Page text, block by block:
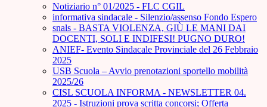
Notiziario n° 01/2025 - FLC CGIL
informativa sindacale - Silenzio/assenso Fondo Espero
snals - BASTA VIOLENZA, GIÙ LE MANI DAI
DOCENTI, SOLI E INDIFESI! PUGNO DURO!
ANIEF- Evento Sindacale Provinciale del 26 Febbraio
2025
USB Scuola – Avvio prenotazioni sportello mobilità
2025/26
CISL SCUOLA INFORMA - NEWSLETTER 04.
2025 - Istruzioni prova scritta concorsi; Offerta